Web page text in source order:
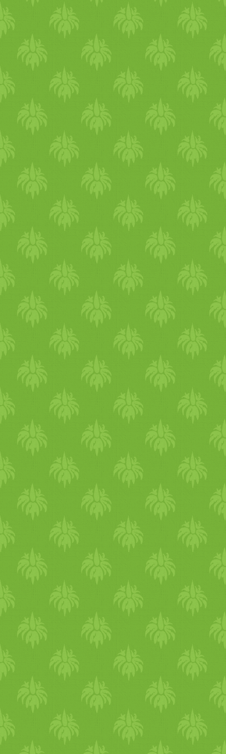
akiket őszintén szeretsz,
eszmecsere, egymás
olyan emberekkel
adhattok egymásnak.
ha nem muszáj. 6.
bombaforma, egy
nagyobb cél tervezgetése,
mint nap. Bár nekem is
fejem felett a hullámok,
minden napi testmozgás,
nyári bikini-test, télen
otthon,vagy kint a
táplálkozás nélkül nem
tested sem lesz mozgás
amihez kedved van. Csak
aktív mozgás endorfint,
elűzi a téli depressziót. 7.
ezt, azért szeretem a
pihenés gyorsítja az
így nem leszünk már
ébredünk. 8. Foglalkozz
egy önismereti
vagy mindig is szeretted
vagy rúdtáncot
megértenek,
vezérelnek titeket.
sokat azzal, akit